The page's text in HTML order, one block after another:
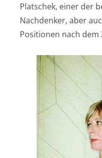
Platschek, einer der
Nachdenker, aber
Positionen nach dem